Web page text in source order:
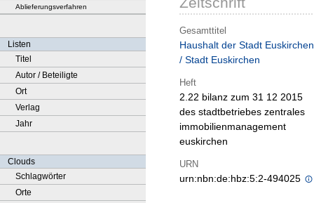
Ablieferungsverfahren
Listen
Titel
Autor / Beteiligte
Ort
Verlag
Jahr
Clouds
Schlagwörter
Orte
Gesamttitel
Haushalt der Stadt Euskirchen
/ Stadt Euskirchen
Heft
2.22 bilanz zum 31 12 2015
des stadtbetriebes zentrales
immobilienmanagement
euskirchen
URN
urn:nbn:de:hbz:5:2-494025